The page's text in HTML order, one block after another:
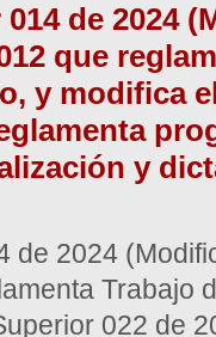
de 2024
que
y modifica
y
de 2024
Trabajo
022 de